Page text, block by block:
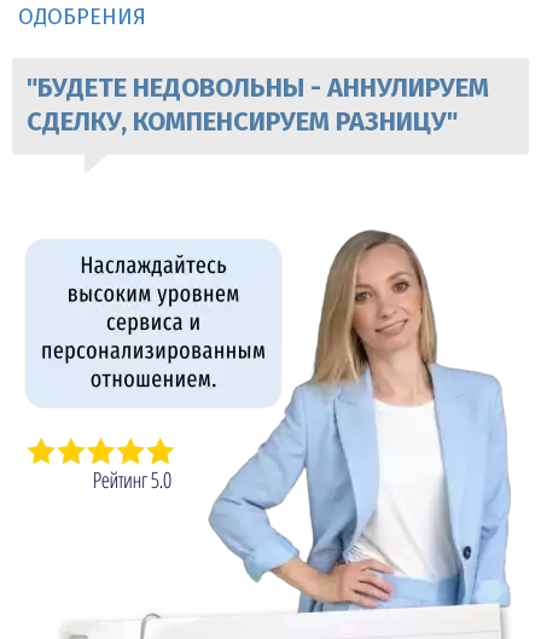
ОДОБРЕНИЯ
"БУДЕТЕ НЕДОВОЛЬНЫ - АННУЛИРУЕМ
СДЕЛКУ, КОМПЕНСИРУЕМ РАЗНИЦУ"